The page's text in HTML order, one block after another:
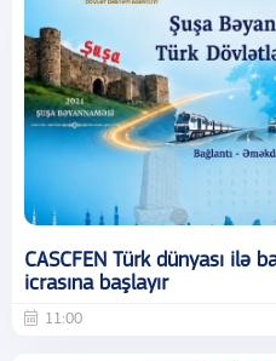
CASCFEN Türk dünyası ilə
icrasına başlayır
11:00